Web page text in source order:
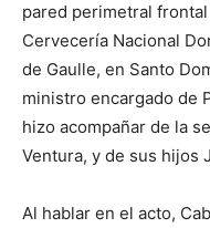
pared perimetral
Cervecería Nacional
de Gaulle, en Santo
ministro encargado de
hizo acompañar de la
Ventura, y de sus hijos
Al hablar en el acto,